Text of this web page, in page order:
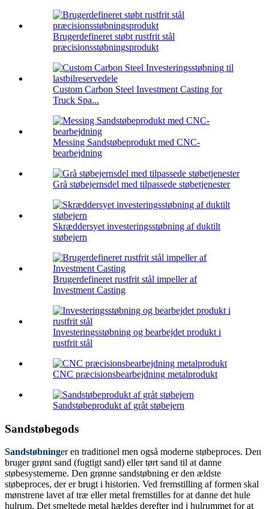
Brugerdefineret støbt rustfrit stål
præcisionsstøbningsprodukt
Custom Carbon Steel Investment Casting for
Truck Spa...
Messing Sandstøbeprodukt med CNC-
bearbejdning
Grå støbejernsdel med tilpassede støbetjenester
Skræddersyet investeringsstøbning af duktilt
støbejern
Brugerdefineret rustfrit stål impeller af
Investment Casting
Investeringsstøbning og bearbejdet produkt i
rustfrit stål
CNC præcisionsbearbejdning metalprodukt
Sandstøbeprodukt af gråt støbejern
Sandstøbegods
Sandstøbninger en traditionel men også moderne støbeproces. Den
bruger grønt sand (fugtigt sand) eller tørt sand til at danne
støbesystemerne. Den grønne sandstøbning er den ældste
støbeproces, der er brugt i historien. Ved fremstilling af formen skal
mønstrene lavet af træ eller metal fremstilles for at danne det hule
hulrum. Det smeltede metal hældes derefter ind i hulrummet for at